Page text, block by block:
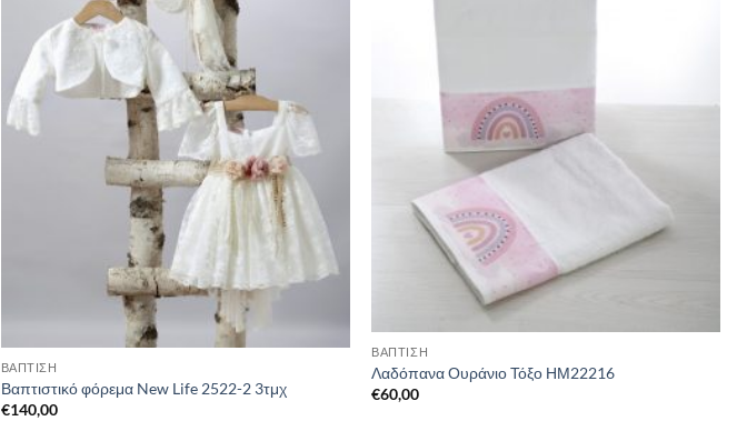
ΒΑΠΤΙΣΗ
Βαπτιστικό φόρεμα New Life 2522-2 3τμχ
€140,00
ΒΑΠΤΙΣΗ
Λαδόπανα Ουράνιο Τόξο ΗΜ22216
€60,00